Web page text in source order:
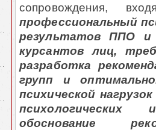
сопровождения,
профессиональный
результатов ППО и
курсантов лиц,
разработка
групп и
психической
обоснование